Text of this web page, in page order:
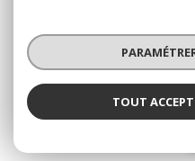
© 2026 | Tous droits réservés
Réalisé par
TOUT